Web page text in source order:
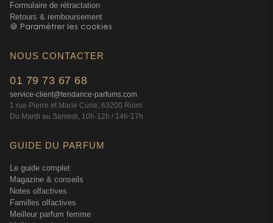
Formulaire de rétractation
Retours & remboursement
🍪 Paramétrer les cookies
NOUS CONTACTER
01 79 73 67 68
service-client@tendance-parfums.com
1 rue Pierre et Marie Curie, 63200 Riom
Du Mardi au Samedi, 10h-12h / 14h-17h
GUIDE DU PARFUM
Le guide complet
Magazine & conseils
Notes olfactives
Familles olfactives
Meilleur parfum femme